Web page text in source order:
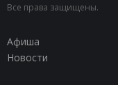
Все права защищены.
Афиша
Новости